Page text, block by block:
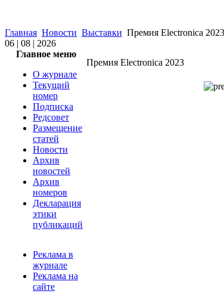
Главная Новости Выставки Премия Electronica 2023
06 | 08 | 2026
Главное меню
О журнале
Текущий
номер
Подписка
Редсовет
Размещение
статей
Новости
Архив
новостей
Архив
номеров
Декларация
этики
публикаций
Реклама в
журнале
Реклама на
сайте
Премия Electronica 2023